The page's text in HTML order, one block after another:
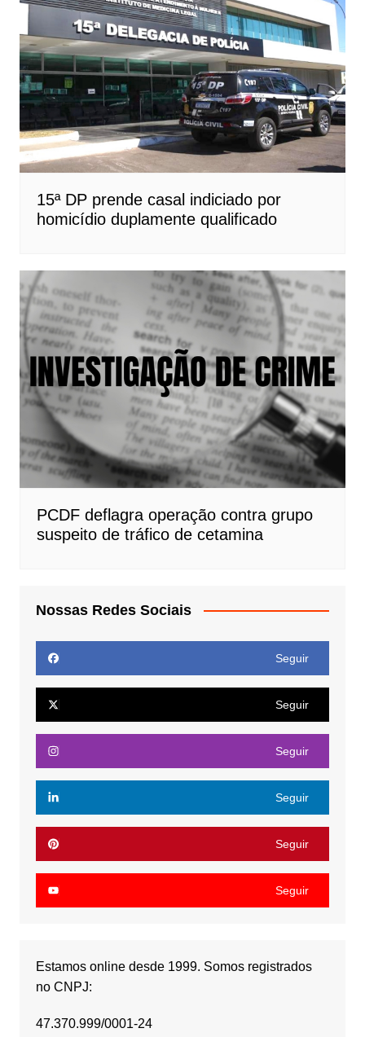
15ª DP prende casal indiciado por
homicídio duplamente qualificado
PCDF deflagra operação contra grupo
suspeito de tráfico de cetamina
Nossas Redes Sociais
Seguir
Seguir
Seguir
Seguir
Seguir
Seguir
Estamos online desde 1999. Somos registrados
no CNPJ:
47.370.999/0001-24